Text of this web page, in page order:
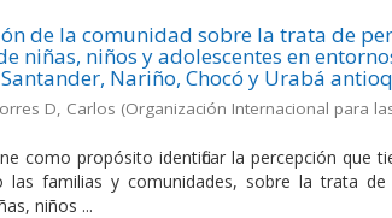
de la comunidad sobre la trata de
niñas, niños y adolescentes en
Nariño, Chocó y Urabá
D, Carlos (Organización Internacional para
como propósito identificar la percepción que
las familias y comunidades, sobre la trata de
niños ...